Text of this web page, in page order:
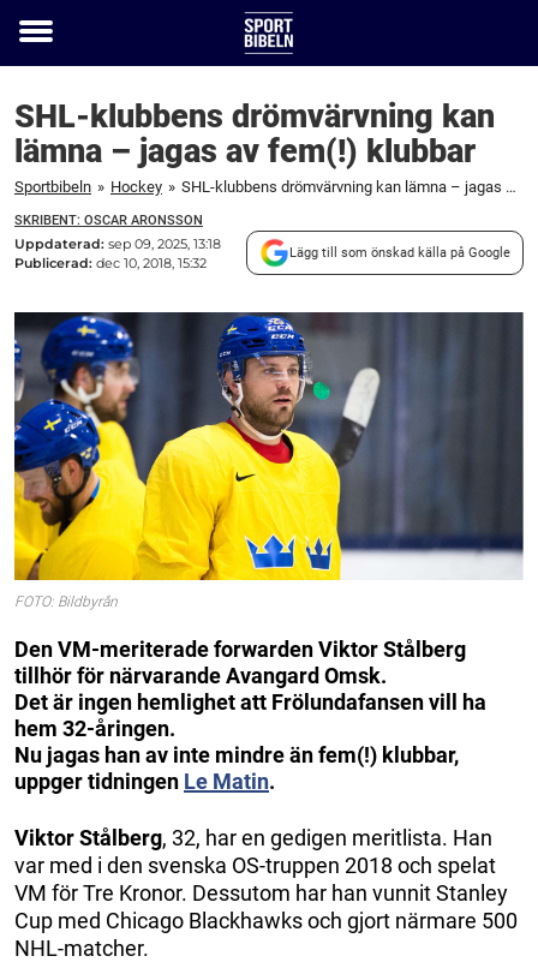
Toggle
SHL-klubbens drömvärvning kan
lämna – jagas av fem(!) klubbar
Sportbibeln » Hockey » SHL-klubbens drömvärvning kan lämna – jagas av fem(!) klubbar
SKRIBENT: OSCAR ARONSSON
Uppdaterad: sep 09, 2025, 13:18
Publicerad: dec 10, 2018, 15:32
Lägg till som önskad källa på Google
FOTO: Bildbyrån
Den VM-meriterade forwarden Viktor Stålberg
tillhör för närvarande Avangard Omsk.
Det är ingen hemlighet att Frölundafansen vill ha
hem 32-åringen.
Nu jagas han av inte mindre än fem(!) klubbar,
uppger tidningen Le Matin.
Viktor Stålberg, 32, har en gedigen meritlista. Han
var med i den svenska OS-truppen 2018 och spelat
VM för Tre Kronor. Dessutom har han vunnit Stanley
Cup med Chicago Blackhawks och gjort närmare 500
NHL-matcher.